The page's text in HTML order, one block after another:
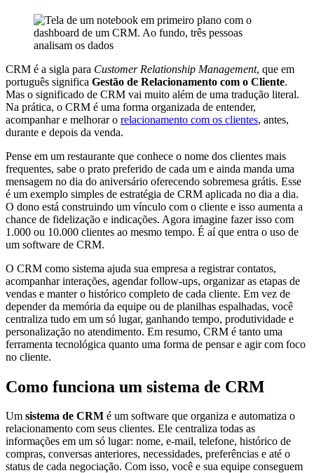
CRM é a sigla para Customer Relationship Management, que em
português significa Gestão de Relacionamento com o Cliente.
Mas o significado de CRM vai muito além de uma tradução literal.
Na prática, o CRM é uma forma organizada de entender,
acompanhar e melhorar o relacionamento com os clientes, antes,
durante e depois da venda.
Pense em um restaurante que conhece o nome dos clientes mais
frequentes, sabe o prato preferido de cada um e ainda manda uma
mensagem no dia do aniversário oferecendo sobremesa grátis. Esse
é um exemplo simples de estratégia de CRM aplicada no dia a dia.
O dono está construindo um vínculo com o cliente e isso aumenta a
chance de fidelização e indicações. Agora imagine fazer isso com
1.000 ou 10.000 clientes ao mesmo tempo. É aí que entra o uso de
um software de CRM.
O CRM como sistema ajuda sua empresa a registrar contatos,
acompanhar interações, agendar follow-ups, organizar as etapas de
vendas e manter o histórico completo de cada cliente. Em vez de
depender da memória da equipe ou de planilhas espalhadas, você
centraliza tudo em um só lugar, ganhando tempo, produtividade e
personalização no atendimento. Em resumo, CRM é tanto uma
ferramenta tecnológica quanto uma forma de pensar e agir com foco
no cliente.
Como funciona um sistema de CRM
Um sistema de CRM é um software que organiza e automatiza o
relacionamento com seus clientes. Ele centraliza todas as
informações em um só lugar: nome, e-mail, telefone, histórico de
compras, conversas anteriores, necessidades, preferências e até o
status de cada negociação. Com isso, você e sua equipe conseguem